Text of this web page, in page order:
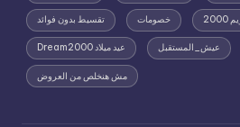
تقسيط بدون فوائد خصومات 2000
عيد ميلاد Dream2000 عيش_المستقبل
مش هنخلص من العروض